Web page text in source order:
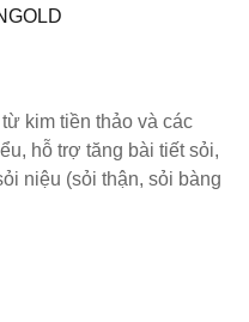
kim tiền thảo và các
hỗ trợ tăng bài tiết sỏi,
niệu (sỏi thận, sỏi bàng